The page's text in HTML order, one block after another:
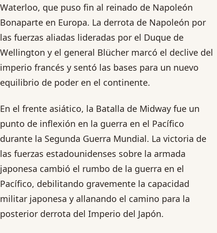
Waterloo, que puso fin al reinado de Napoleón
Bonaparte en Europa. La derrota de Napoleón por
las fuerzas aliadas lideradas por el Duque de
Wellington y el general Blücher marcó el declive del
imperio francés y sentó las bases para un nuevo
equilibrio de poder en el continente.
En el frente asiático, la Batalla de Midway fue un
punto de inflexión en la guerra en el Pacífico
durante la Segunda Guerra Mundial. La victoria de
las fuerzas estadounidenses sobre la armada
japonesa cambió el rumbo de la guerra en el
Pacífico, debilitando gravemente la capacidad
militar japonesa y allanando el camino para la
posterior derrota del Imperio del Japón.